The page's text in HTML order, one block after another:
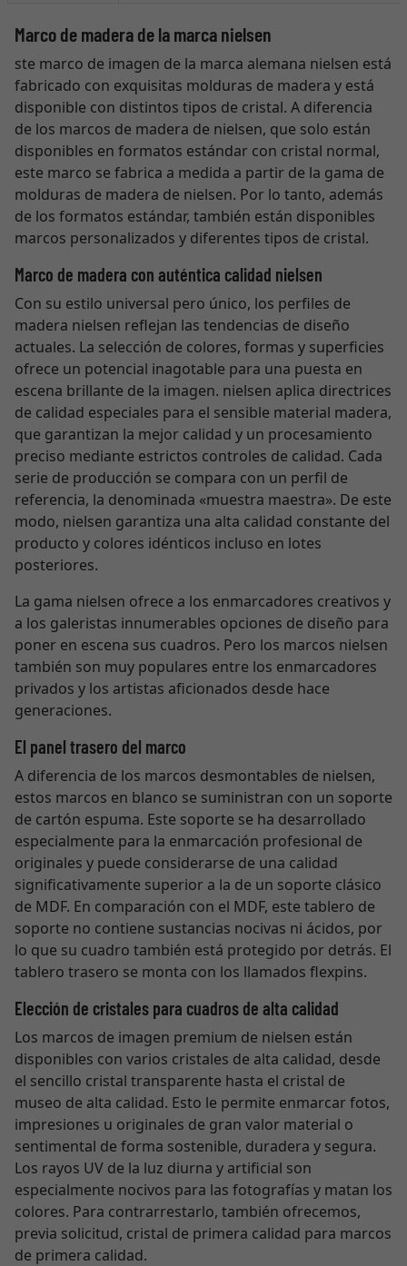
Marco de madera de la marca nielsen
ste marco de imagen de la marca alemana nielsen está
fabricado con exquisitas molduras de madera y está
disponible con distintos tipos de cristal. A diferencia
de los marcos de madera de nielsen, que solo están
disponibles en formatos estándar con cristal normal,
este marco se fabrica a medida a partir de la gama de
molduras de madera de nielsen. Por lo tanto, además
de los formatos estándar, también están disponibles
marcos personalizados y diferentes tipos de cristal.
Marco de madera con auténtica calidad nielsen
Con su estilo universal pero único, los perfiles de
madera nielsen reflejan las tendencias de diseño
actuales. La selección de colores, formas y superficies
ofrece un potencial inagotable para una puesta en
escena brillante de la imagen. nielsen aplica directrices
de calidad especiales para el sensible material madera,
que garantizan la mejor calidad y un procesamiento
preciso mediante estrictos controles de calidad. Cada
serie de producción se compara con un perfil de
referencia, la denominada «muestra maestra». De este
modo, nielsen garantiza una alta calidad constante del
producto y colores idénticos incluso en lotes
posteriores.
La gama nielsen ofrece a los enmarcadores creativos y
a los galeristas innumerables opciones de diseño para
poner en escena sus cuadros. Pero los marcos nielsen
también son muy populares entre los enmarcadores
privados y los artistas aficionados desde hace
generaciones.
El panel trasero del marco
A diferencia de los marcos desmontables de nielsen,
estos marcos en blanco se suministran con un soporte
de cartón espuma. Este soporte se ha desarrollado
especialmente para la enmarcación profesional de
originales y puede considerarse de una calidad
significativamente superior a la de un soporte clásico
de MDF. En comparación con el MDF, este tablero de
soporte no contiene sustancias nocivas ni ácidos, por
lo que su cuadro también está protegido por detrás. El
tablero trasero se monta con los llamados flexpins.
Elección de cristales para cuadros de alta calidad
Los marcos de imagen premium de nielsen están
disponibles con varios cristales de alta calidad, desde
el sencillo cristal transparente hasta el cristal de
museo de alta calidad. Esto le permite enmarcar fotos,
impresiones u originales de gran valor material o
sentimental de forma sostenible, duradera y segura.
Los rayos UV de la luz diurna y artificial son
especialmente nocivos para las fotografías y matan los
colores. Para contrarrestarlo, también ofrecemos,
previa solicitud, cristal de primera calidad para marcos
de primera calidad.